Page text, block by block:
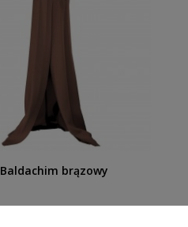
Baldachim brązowy